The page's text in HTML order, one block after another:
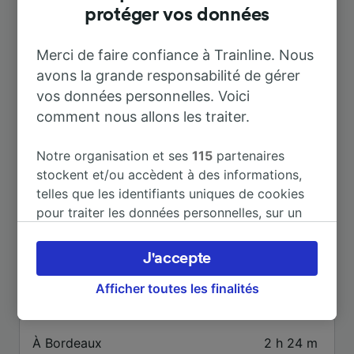
Destinations populaires depuis
Royan
Durée
À Bordeaux St-Jean 2 h 24 m
À La Rochelle
À Bordeaux 2 h 24 m
protéger vos données
Merci de faire confiance à Trainline. Nous
avons la grande responsabilité de gérer
vos données personnelles. Voici
comment nous allons les traiter.
Notre organisation et ses115 partenaires
stockent et/ou accèdent à des informations,
telles que les identifiants uniques de cookies
pour traiter les données personnelles, sur un
préférences, notamment en exerçant votre
droit d’opposition à l’intérêt légitime, en
cliquant ci-dessous ou à tout moment sur la
et n’affecteront pas les données de navigation.
Afficher toutes les finalités
J'accepte